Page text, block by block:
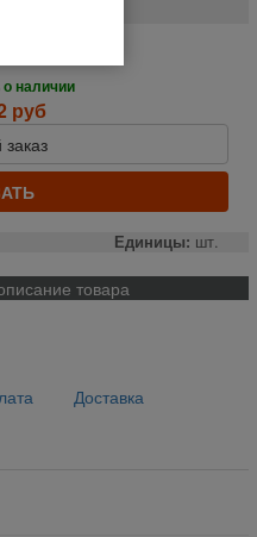
наличии
руб
Единицы: шт.
товара
Доставка